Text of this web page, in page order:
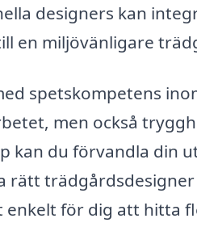
designers kan
en miljövänligare
spetskompetens
men också
kan du förvandla din
rätt
för dig att hitta